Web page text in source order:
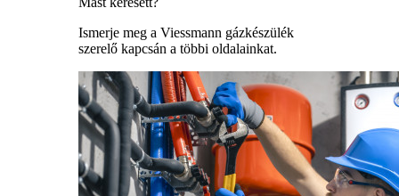
Ismerje meg a Viessmann gázkészülék
szerelő kapcsán a többi oldalainkat.